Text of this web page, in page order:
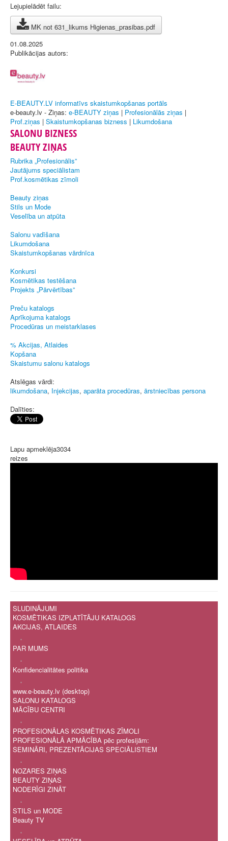
Lejupielādēt failu:
MK not 631_likums Higienas_prasibas.pdf
01.08.2025
Publikācijas autors:
E-BEAUTY.LV informatīvs skaistumkopšanas portāls
e-beauty.lv - Ziņas: e-BEAUTY ziņas | Profesionālās ziņas |
Prof.ziņas | Skaistumkopšanas bizness | Likumdošana
SALONU BIZNESS
BEAUTY ZIŅAS
Rubrika „Profesionālis”
Jautājums speciālistam
Prof.kosmētikas zīmoli
Beauty ziņas
Stils un Mode
Veselība un atpūta
Salonu vadīšana
Likumdošana
Skaistumkopšanas vārdnīca
Konkursi
Kosmētikas testēšana
Projekts „Pārvērtības”
Preču katalogs
Aprīkojuma katalogs
Procedūras un meistarklases
% Akcijas, Atlaides
Kopšana
Skaistumu salonu katalogs
Atslēgas vārdi:
likumdošana, Injekcijas, aparāta procedūras, ārstniecības persona
Dalīties:
Lapu apmeklēja3034
reizes
SLUDINĀJUMI
KOSMĒTIKAS IZPLATĪTĀJU KATALOGS
AKCIJAS, ATLAIDES
.
PAR MUMS
.
Konfidencialitātes politika
.
www.e-beauty.lv (desktop)
SALONU KATALOGS
MĀCĪBU CENTRI
.
PROFESIONĀLAS KOSMĒTIKAS ZĪMOLI
PROFESIONĀLĀ APMĀCĪBA pēc profesijām:
SEMINĀRI, PREZENTĀCIJAS SPECIĀLISTIEM
.
NOZARES ZIŅAS
BEAUTY ZIŅAS
NODERĪGI ZINĀT
.
STILS un MODE
Beauty TV
.